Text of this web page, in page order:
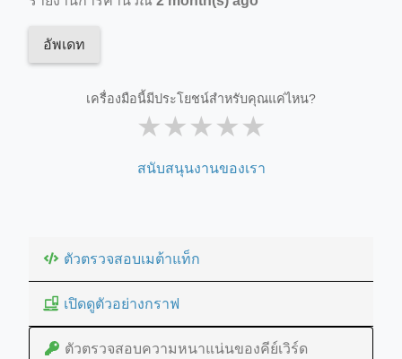
อัพเดท
เครื่องมือนี้มีประโยชน์สำหรับคุณแค่ไหน?
★★★★★
สนับสนุนงานของเรา
ตัวตรวจสอบเมต้าแท็ก
เปิดดูตัวอย่างกราฟ
ตัวตรวจสอบความหนาแน่นของคีย์เวิร์ด